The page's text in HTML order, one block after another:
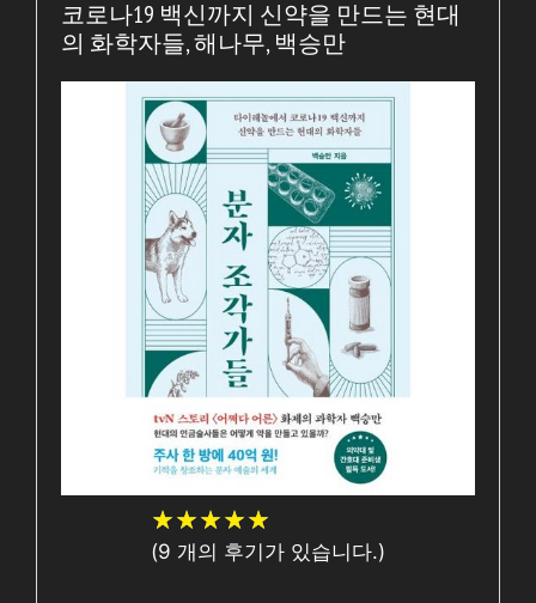
코로나19 백신까지 신약을 만드는 현대
의 화학자들, 해나무, 백승만
★★★★★
★★★★★
(9 개의 후기가 있습니다.)